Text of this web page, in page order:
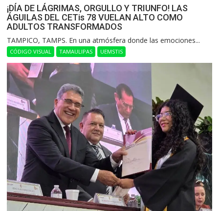
¡DÍA DE LÁGRIMAS, ORGULLO Y TRIUNFO! LAS
ÁGUILAS DEL CETis 78 VUELAN ALTO COMO
ADULTOS TRANSFORMADOS
​TAMPICO, TAMPS. En una atmósfera donde las emociones...
CÓDIGO VISUAL TAMAULIPAS UEMSTIS